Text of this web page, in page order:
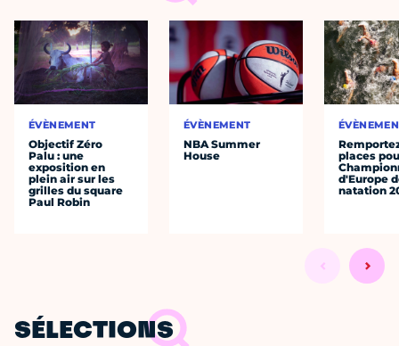
ÉVÈNEMENT
Objectif Zéro
Palu : une
exposition en
plein air sur les
grilles du square
Paul Robin
ÉVÈNEMENT
NBA Summer
House
places
d'Europe
natation
SÉLECTIONS